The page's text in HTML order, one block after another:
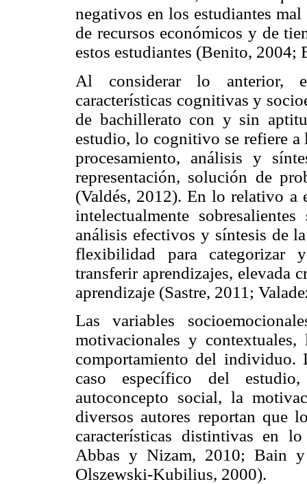
negativos en los estudiantes
de recursos económicos y de
estos estudiantes (Benito,
Al considerar lo anterior,
características cognitivas y
de bachillerato con y sin
estudio, lo cognitivo se refiere a
procesamiento, análisis y
representación, solución de
(Valdés, 2012). En lo relativo a
intelectualmente
análisis efectivos y síntesis de
flexibilidad para categorizar
transferir aprendizajes, elevada
aprendizaje (Sastre, 2011;
Las variables
motivacionales y
comportamiento del individuo.
caso específico del
autoconcepto social, la
diversos autores reportan que
características distintivas en
Abbas y Nizam, 2010; Bain
Olszewski-Kubilius, 2000).